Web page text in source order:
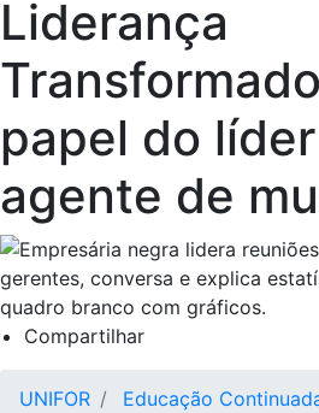
Liderança
papel do
agente de
Compartilhar
UNIFOR Educação